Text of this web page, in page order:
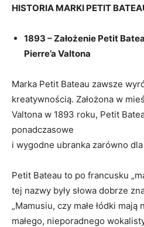
HISTORIA MARKI PETIT
1893 – Założenie Petit
Pierre’a Valtona
Marka Petit Bateau zawsze
kreatywnością. Założona w
Valtona w 1893 roku, Petit
ponadczasowe
i wygodne ubranka zarówno
Petit Bateau to po francusku
tej nazwy były słowa dobrze
„Mamusiu, czy małe łódki mają
małego, nieporadnego